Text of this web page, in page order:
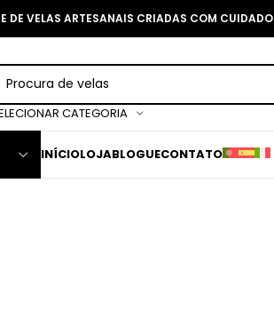
DE VELAS ARTESANAIS CRIADAS COM CUIDADO
CATEGORIA
INÍCIOLOJABLOGUECONTATO